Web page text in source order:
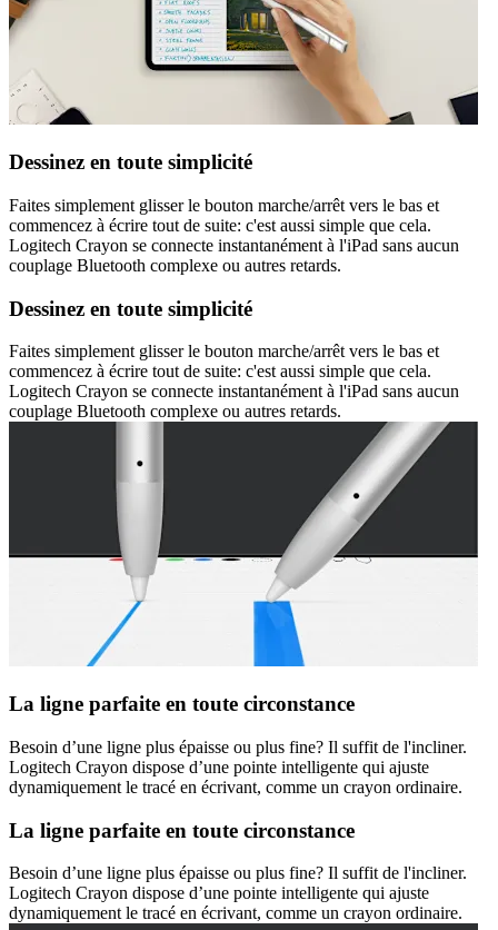
Dessinez en toute simplicité
Faites simplement glisser le bouton marche/arrêt vers le bas et
commencez à écrire tout de suite: c'est aussi simple que cela.
Logitech Crayon se connecte instantanément à l'iPad sans aucun
couplage Bluetooth complexe ou autres retards.
Dessinez en toute simplicité
Faites simplement glisser le bouton marche/arrêt vers le bas et
commencez à écrire tout de suite: c'est aussi simple que cela.
Logitech Crayon se connecte instantanément à l'iPad sans aucun
couplage Bluetooth complexe ou autres retards.
La ligne parfaite en toute circonstance
Besoin d’une ligne plus épaisse ou plus fine? Il suffit de l'incliner.
Logitech Crayon dispose d’une pointe intelligente qui ajuste
dynamiquement le tracé en écrivant, comme un crayon ordinaire.
La ligne parfaite en toute circonstance
Besoin d’une ligne plus épaisse ou plus fine? Il suffit de l'incliner.
Logitech Crayon dispose d’une pointe intelligente qui ajuste
dynamiquement le tracé en écrivant, comme un crayon ordinaire.